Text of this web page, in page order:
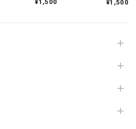
¥1,500 ¥1,500